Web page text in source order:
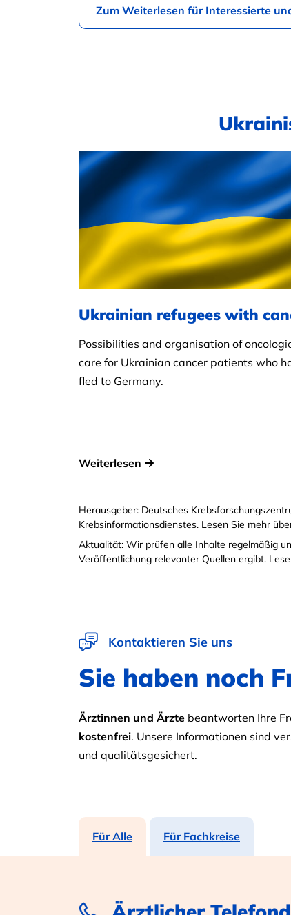
Zum Weiterlesen für Interessierte
Ukrainian refugees with
Possibilities and organisation of
care for Ukrainian cancer patients who
fled to Germany.
Weiterlesen
Herausgeber: Deutsches
Krebsinformationsdienstes. Lesen Sie mehr
Aktualität: Wir prüfen alle Inhalte regelmäßig
Veröffentlichung relevanter Quellen ergibt.
Kontaktieren Sie uns
Sie haben noch
Ärztinnen und Ärzte beantworten Ihre
kostenfrei. Unsere Informationen sind
und qualitätsgesichert.
Für Alle Für Fachkreise